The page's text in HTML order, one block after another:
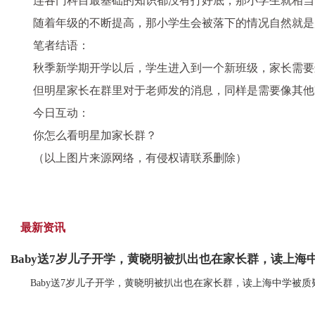
随着年级的不断提高，那小学生会被落下的情况自然就
笔者结语：
秋季新学期开学以后， 学生进入到一个新班级，家长需要
但明星家长在群里对于老师发的消息，同样是需要像其
今日互动：
你怎么看明星加家长群？
（以上图片来源网络，有侵权请联系删除）
最新资讯
Baby送7岁儿子开学，黄晓明被扒出也在家长群，读上海
Baby送7岁儿子开学，黄晓明被扒出也在家长群，读上海中学被质